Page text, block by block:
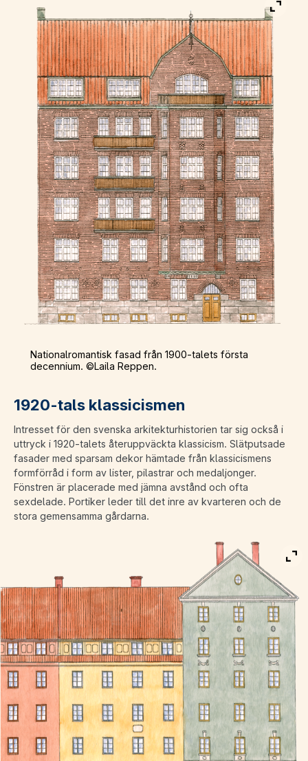
Visa
Nationalromantisk fasad från 1900-talets första
decennium. ©Laila Reppen.
1920-tals klassicismen
Intresset för den svenska arkitekturhistorien tar sig också i
uttryck i 1920-talets återuppväckta klassicism. Slätputsade
fasader med sparsam dekor hämtade från klassicismens
formförråd i form av lister, pilastrar och medaljonger.
Fönstren är placerade med jämna avstånd och ofta
sexdelade. Portiker leder till det inre av kvarteren och de
stora gemensamma gårdarna.